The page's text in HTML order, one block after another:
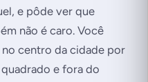
e pôde ver que
não é caro. Você
centro da cidade por
e fora do